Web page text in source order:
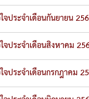
คล
ประจำเดือนกันยายน
ประจำเดือนสิงหาคม
ประจำเดือนกรกฎาคม